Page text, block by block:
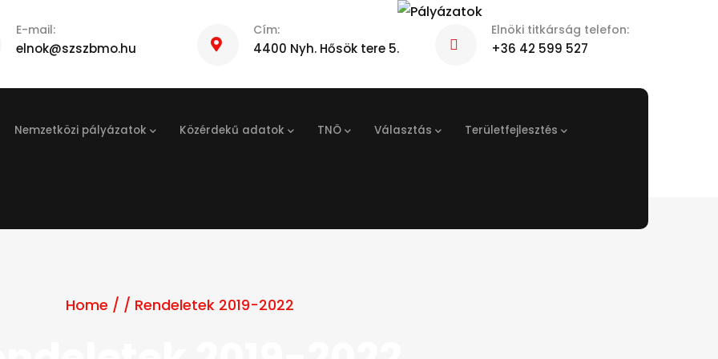
E-mail:
elnok@szszbmo.hu
Cím:
4400 Nyh. Hősök tere 5.
Elnöki titkárság telefon:
+36 42 599 527
Nemzetközi pályázatok Közérdekű adatok TNÖ Választás Területfejlesztés
Home / / Rendeletek 2019-2022